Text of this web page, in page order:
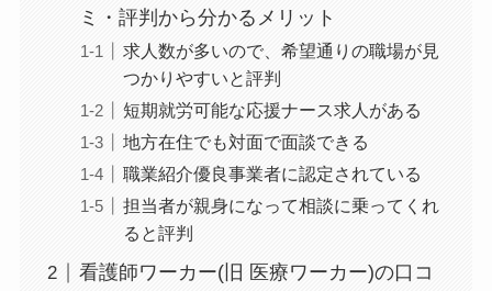
ミ・評判から分かるメリット
求人数が多いので、希望通りの職場が見
つかりやすいと評判
短期就労可能な応援ナース求人がある
地方在住でも対面で面談できる
職業紹介優良事業者に認定されている
担当者が親身になって相談に乗ってくれ
ると評判
看護師ワーカー(旧 医療ワーカー)の口コ